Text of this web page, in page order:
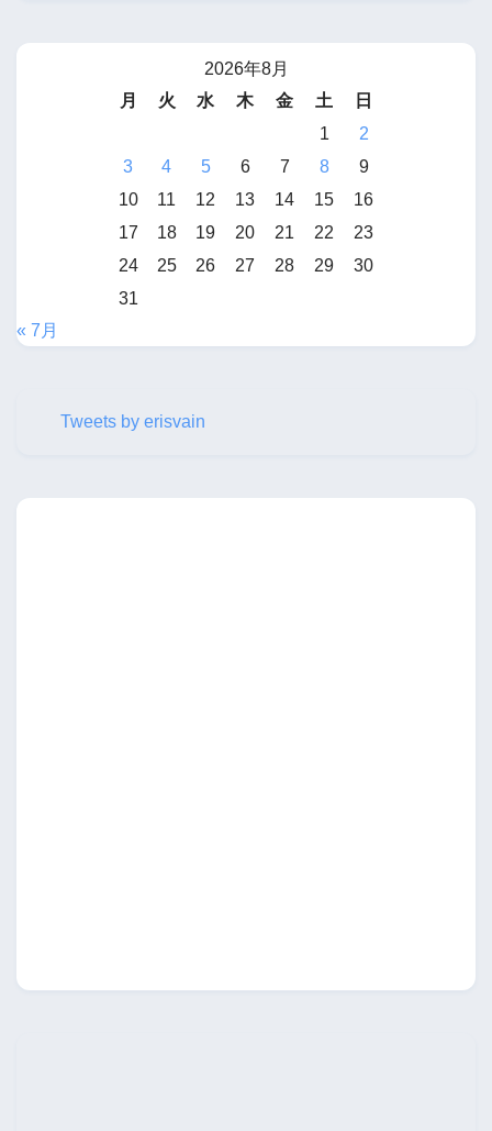
2026年8月
月
火 水 木 金 土
日
1
2
3
4 5 6 7 8
9
10
11 12 13 14 15
16
17
18 19 20 21 22
23
24
25 26 27 28 29
30
31
« 7月
Tweets by erisvain